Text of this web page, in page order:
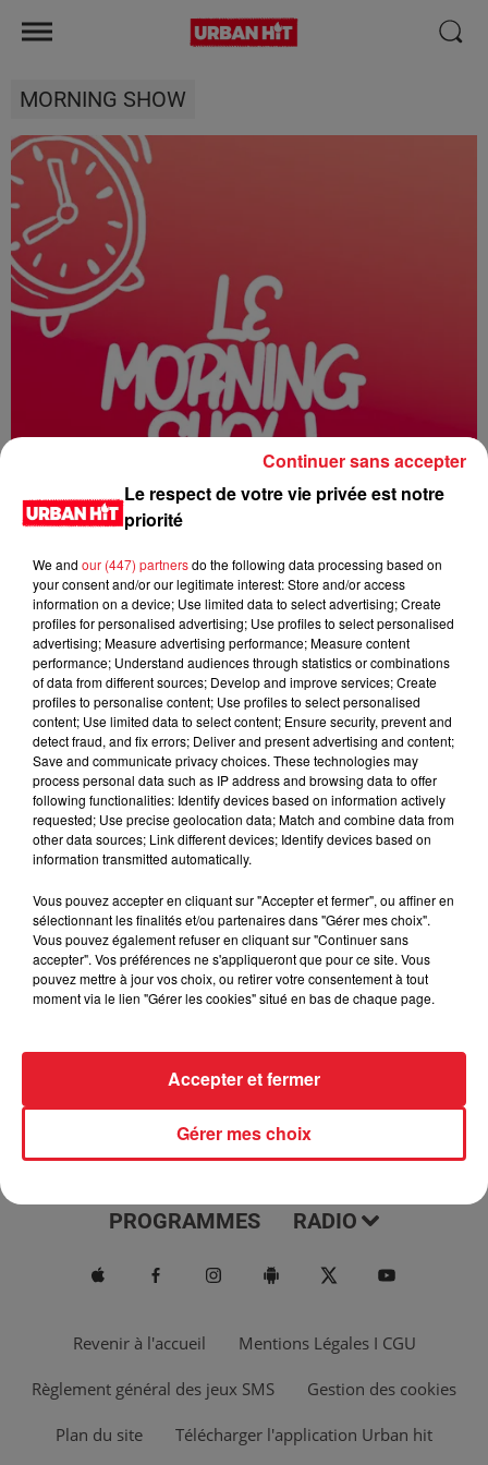
MORNING SHOW
0:00 2 min 21 sec
12 septembre 2025 - 2 min 21 sec
MORNING SHOW 07H13 du 12.09.2025
Le Morning Show
ACTUS MUSIQUES
PROGRAMMES RADIO
Revenir à l'accueil Mentions Légales I CGU
Règlement général des jeux SMS Gestion des cookies
Plan du site Télécharger l'application Urban hit
Le respect de votre vie privée est notre
priorité
We and our (447) partnersdo the following data processing based on
your consent and/or our legitimate interest: Store and/or access
information on a device; Use limited data to select advertising; Create
profiles for personalised advertising; Use profiles to select personalised
advertising; Measure advertising performance; Measure content
performance; Understand audiences through statistics or combinations
of data from different sources; Develop and improve services; Create
profiles to personalise content; Use profiles to select personalised
content; Use limited data to select content; Ensure security, prevent and
detect fraud, and fix errors; Deliver and present advertising and content;
Save and communicate privacy choices. These technologies may
process personal data such as IP address and browsing data to offer
following functionalities: Identify devices based on information actively
requested; Use precise geolocation data; Match and combine data from
other data sources; Link different devices; Identify devices based on
information transmitted automatically.
Vous pouvez accepter en cliquant sur "Accepter et fermer", ou affiner en
sélectionnant les finalités et/ou partenaires dans "Gérer mes choix".
Vous pouvez également refuser en cliquant sur "Continuer sans
accepter". Vos préférences ne s'appliqueront que pour ce site. Vous
pouvez mettre à jour vos choix, ou retirer votre consentement à tout
moment via le lien "Gérer les cookies" situé en bas de chaque page.
Gérer mes choix
Accepter et fermer
Continuer sans accepter